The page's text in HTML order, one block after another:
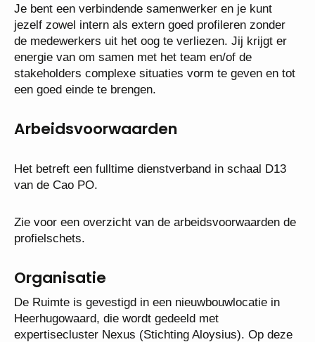
onderwijs.
Je bent een verbindende samenwerker en je kunt
jezelf zowel intern als extern goed profileren zonder
de medewerkers uit het oog te verliezen. Jij krijgt er
energie van om samen met het team en/of de
stakeholders complexe situaties vorm te geven en
Het betreft een fulltime dienstverband in schaal D13
Zie voor een overzicht van de arbeidsvoorwaarden
Organisatie
De Ruimte is gevestigd in een nieuwbouwlocatie in
Heerhugowaard, die wordt gedeeld met